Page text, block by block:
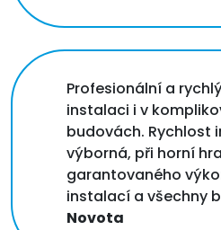
Profesionální a
instalaci i v
budovách. Rychlost
výborná, při horní
garantovaného
instalací a všechny
Novota